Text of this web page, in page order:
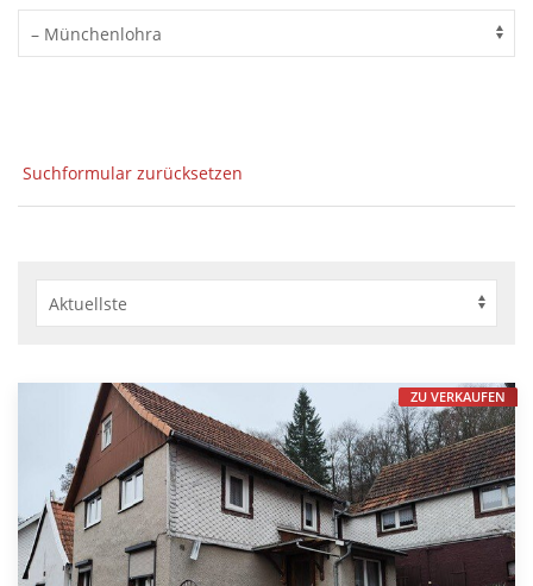
Suchformular zurücksetzen
ZU VERKAUFEN